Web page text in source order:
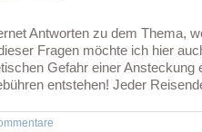
Antworten zu dem Thema,
Fragen möchte ich hier
Gefahr einer Ansteckung
entstehen! Jeder